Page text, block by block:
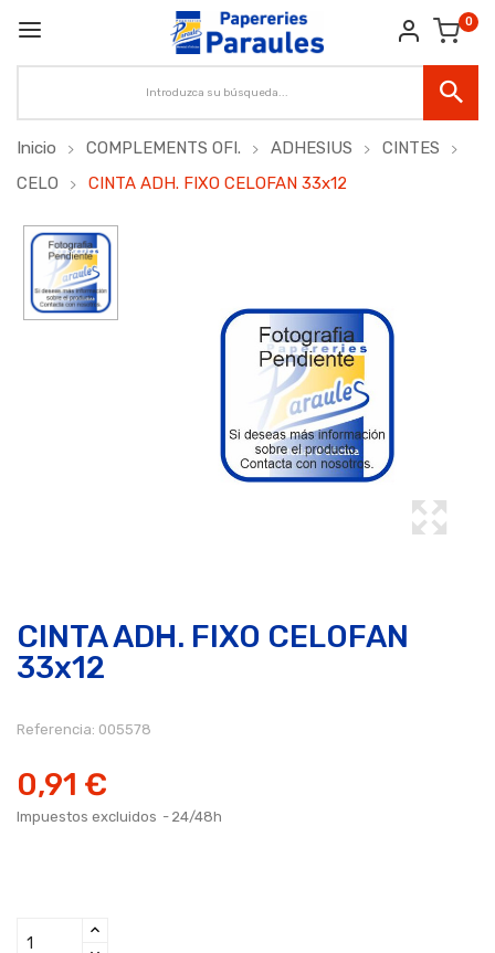
0
Inicio COMPLEMENTS OFI. ADHESIUS
CINTES
CELO
CINTA ADH. FIXO CELOFAN 33x12
CINTA ADH. FIXO CELOFAN
33x12
Referencia: 005578
0,91 €
Impuestos excluidos 24/48h